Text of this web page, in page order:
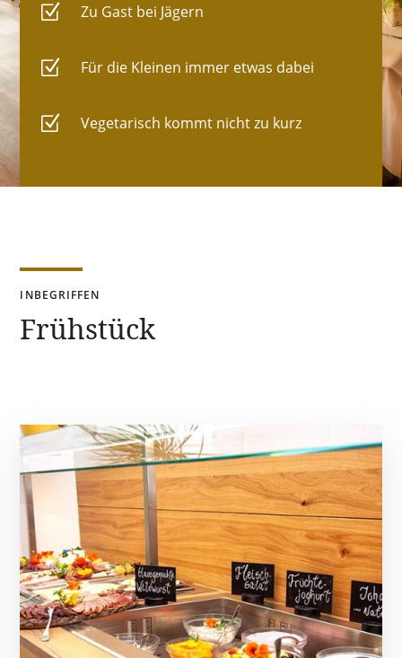
Z Zu Gast bei Jägern
Z Für die Kleinen immer etwas dabei
Z Vegetarisch kommt nicht zu kurz
INBEGRIFFEN
Frühstück